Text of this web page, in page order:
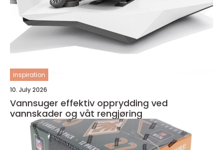
inspiration
10. July 2026
Vannsuger effektiv opprydding ved
vannskader og våt rengjøring